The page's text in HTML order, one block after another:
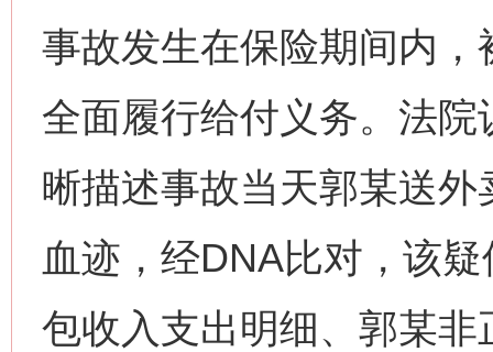
事故发生在保险期间内
全面履行给付义务。法院
晰描述事故当天郭某送
血迹，经DNA比对，该
包收入支出明细、郭某